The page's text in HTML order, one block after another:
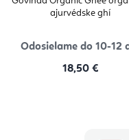
ajurvédske ghí
Odosielame do 10-12
18,50 €